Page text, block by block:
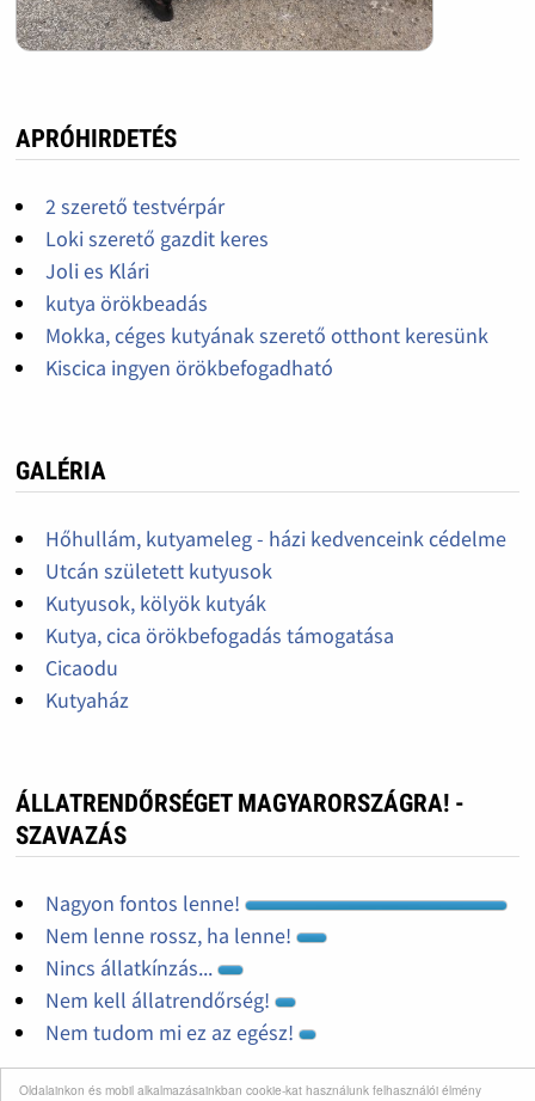
Oldalainkon és mobil alkalmazásainkban cookie-kat használunk felhasználói élmény
APRÓHIRDETÉS
2 szerető testvérpár
Loki szerető gazdit keres
Joli es Klári
kutya örökbeadás
Mokka, céges kutyának szerető otthont keresünk
Kiscica ingyen örökbefogadható
GALÉRIA
Hőhullám, kutyameleg - házi kedvenceink cédelme
Utcán született kutyusok
Kutyusok, kölyök kutyák
Kutya, cica örökbefogadás támogatása
Cicaodu
Kutyaház
ÁLLATRENDŐRSÉGET MAGYARORSZÁGRA! -
SZAVAZÁS
Nagyon fontos lenne!
Nem lenne rossz, ha lenne!
Nincs állatkínzás...
Nem kell állatrendőrség!
Nem tudom mi ez az egész!